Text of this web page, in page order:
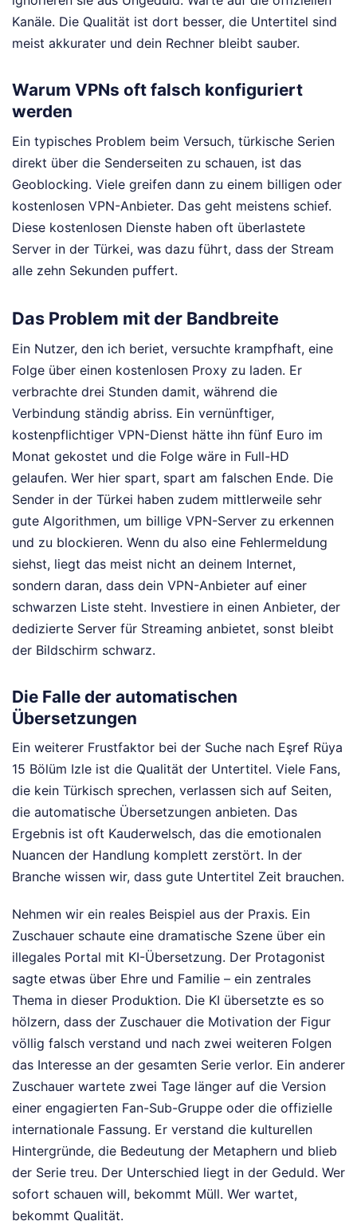
Kanäle. Die Qualität ist dort besser, die Untertitel sind
meist akkurater und dein Rechner bleibt sauber.
Warum VPNs oft falsch konfiguriert
werden
Ein typisches Problem beim Versuch, türkische Serien
direkt über die Senderseiten zu schauen, ist das
Geoblocking. Viele greifen dann zu einem billigen oder
kostenlosen VPN-Anbieter. Das geht meistens schief.
Diese kostenlosen Dienste haben oft überlastete
Server in der Türkei, was dazu führt, dass der Stream
alle zehn Sekunden puffert.
Das Problem mit der Bandbreite
Ein Nutzer, den ich beriet, versuchte krampfhaft, eine
Folge über einen kostenlosen Proxy zu laden. Er
verbrachte drei Stunden damit, während die
Verbindung ständig abriss. Ein vernünftiger,
kostenpflichtiger VPN-Dienst hätte ihn fünf Euro im
Monat gekostet und die Folge wäre in Full-HD
gelaufen. Wer hier spart, spart am falschen Ende. Die
Sender in der Türkei haben zudem mittlerweile sehr
gute Algorithmen, um billige VPN-Server zu erkennen
und zu blockieren. Wenn du also eine Fehlermeldung
siehst, liegt das meist nicht an deinem Internet,
sondern daran, dass dein VPN-Anbieter auf einer
schwarzen Liste steht. Investiere in einen Anbieter, der
dedizierte Server für Streaming anbietet, sonst bleibt
der Bildschirm schwarz.
Die Falle der automatischen
Übersetzungen
Ein weiterer Frustfaktor bei der Suche nach Eşref Rüya
15 Bölüm Izle ist die Qualität der Untertitel. Viele Fans,
die kein Türkisch sprechen, verlassen sich auf Seiten,
die automatische Übersetzungen anbieten. Das
Ergebnis ist oft Kauderwelsch, das die emotionalen
Nuancen der Handlung komplett zerstört. In der
Branche wissen wir, dass gute Untertitel Zeit brauchen.
Nehmen wir ein reales Beispiel aus der Praxis. Ein
Zuschauer schaute eine dramatische Szene über ein
illegales Portal mit KI-Übersetzung. Der Protagonist
sagte etwas über Ehre und Familie – ein zentrales
Thema in dieser Produktion. Die KI übersetzte es so
hölzern, dass der Zuschauer die Motivation der Figur
völlig falsch verstand und nach zwei weiteren Folgen
das Interesse an der gesamten Serie verlor. Ein anderer
Zuschauer wartete zwei Tage länger auf die Version
einer engagierten Fan-Sub-Gruppe oder die offizielle
internationale Fassung. Er verstand die kulturellen
Hintergründe, die Bedeutung der Metaphern und blieb
der Serie treu. Der Unterschied liegt in der Geduld. Wer
sofort schauen will, bekommt Müll. Wer wartet,
bekommt Qualität.